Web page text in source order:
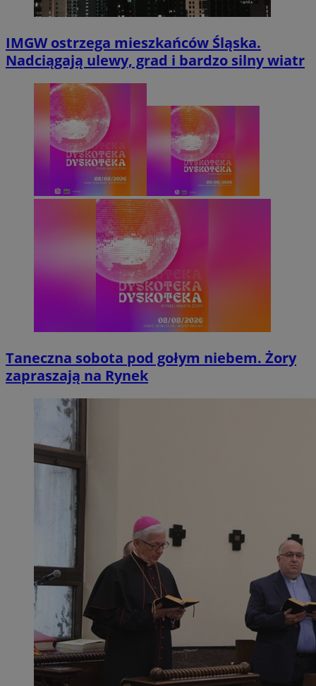
IMGW ostrzega mieszkańców Śląska.
Nadciągają ulewy, grad i bardzo silny wiatr
Taneczna sobota pod gołym niebem. Żory
zapraszają na Rynek